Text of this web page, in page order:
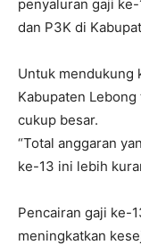
penyaluran gaji
dan P3K di
Untuk mendukung
Kabupaten
cukup besar.
“Total anggaran
ke-13 ini lebih
Pencairan gaji ke-
meningkatkan